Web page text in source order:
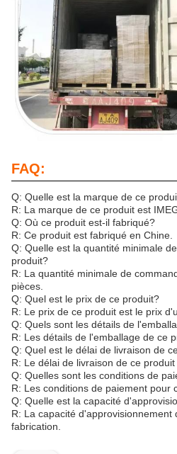
FAQ:
Q: Quelle est la marque de ce
R: La marque de ce produit est
Q: Où ce produit est-il fabriqué?
R: Ce produit est fabriqué en Chine.
Q: Quelle est la quantité minimale
produit?
R: La quantité minimale de
pièces.
Q: Quel est le prix de ce produit?
R: Le prix de ce produit est le prix
Q: Quels sont les détails de
R: Les détails de l'emballage de ce
Q: Quel est le délai de livraison de
R: Le délai de livraison de ce
Q: Quelles sont les conditions de
R: Les conditions de paiement pour
Q: Quelle est la capacité
R: La capacité d'approvisionnement
fabrication.